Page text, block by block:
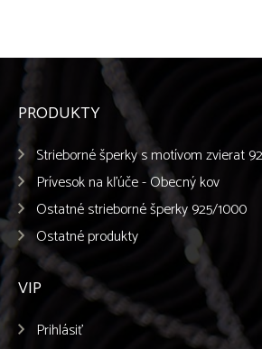
PRODUKTY
Strieborné šperky s motívom zvierat
Prívesok na kľúče - Obecný kov
Ostatné strieborné šperky 925/1000
Ostatné produkty
VIP
Prihlásiť